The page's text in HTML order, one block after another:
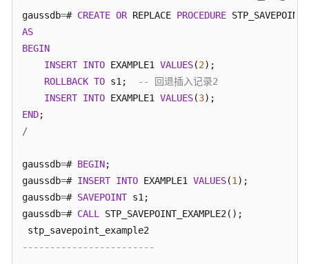
（分
_V2.0-
2.x）
开
发
（集
中
式
_V2.0-
gaussdb=# CREATE OR REPLACE PROCEDURE
AS
BEGIN
INSERT INTO EXAMPLE1 VALUES(2);
ROLLBACK TO s1;
-- 回退插入记录2
INSERT INTO EXAMPLE1 VALUES(3
END
/
gaussdb=# BEGIN;
gaussdb=# INSERT INTO EXAMPLE1 VALUES(1 );
gaussdb=# SAVEPOINT s1;
gaussdb=# CALL
STP_SAVEPOINT_EXAMPLE2();
------------------------